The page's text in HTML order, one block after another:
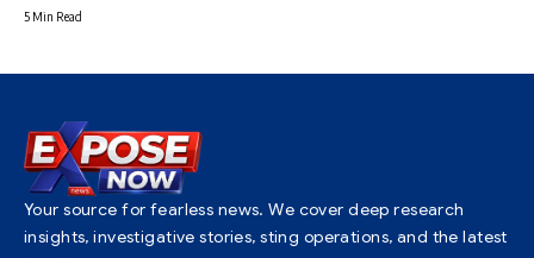
5 Min Read
Your source for fearless news. We cover deep research
insights, investigative stories, sting operations, and the latest